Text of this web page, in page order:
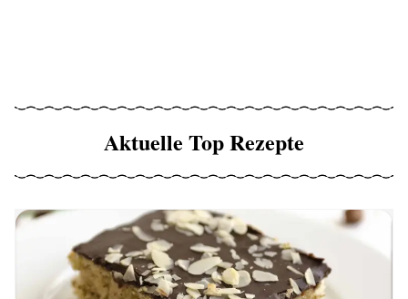
Aktuelle Top Rezepte